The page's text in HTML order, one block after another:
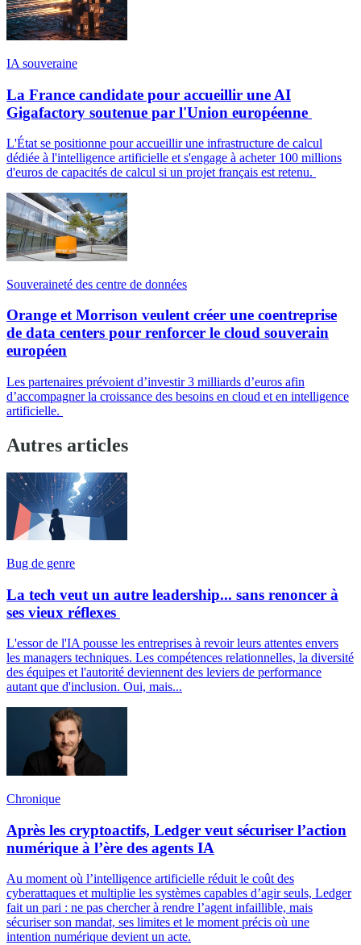
IA souveraine
La France candidate pour accueillir une AI
Gigafactory soutenue par l'Union européenne
L'État se positionne pour accueillir une infrastructure de calcul
dédiée à l'intelligence artificielle et s'engage à acheter 100 millions
d'euros de capacités de calcul si un projet français est retenu.
Souveraineté des centre de données
Orange et Morrison veulent créer une coentreprise
de data centers pour renforcer le cloud souverain
européen
Les partenaires prévoient d’investir 3 milliards d’euros afin
d’accompagner la croissance des besoins en cloud et en intelligence
artificielle.
Autres articles
Bug de genre
La tech veut un autre leadership... sans renoncer à
ses vieux réflexes
L'essor de l'IA pousse les entreprises à revoir leurs attentes envers
les managers techniques. Les compétences relationnelles, la diversité
des équipes et l'autorité deviennent des leviers de performance
autant que d'inclusion. Oui, mais...
Chronique
Après les cryptoactifs, Ledger veut sécuriser l’action
numérique à l’ère des agents IA
Au moment où l’intelligence artificielle réduit le coût des
cyberattaques et multiplie les systèmes capables d’agir seuls, Ledger
fait un pari : ne pas chercher à rendre l’agent infaillible, mais
sécuriser son mandat, ses limites et le moment précis où une
intention numérique devient un acte.